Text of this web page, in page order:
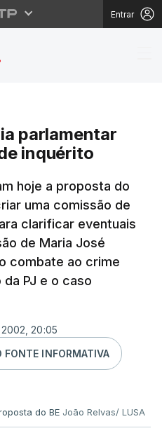
Entrar
maioria
parlamentar
inquérito
hoje a proposta do
uma comissão de
clarificar eventuais
de Maria José
combate ao crime
PJ e o caso
2002, 20:05
INFORMATIVA
do BE João Relvas/ LUSA